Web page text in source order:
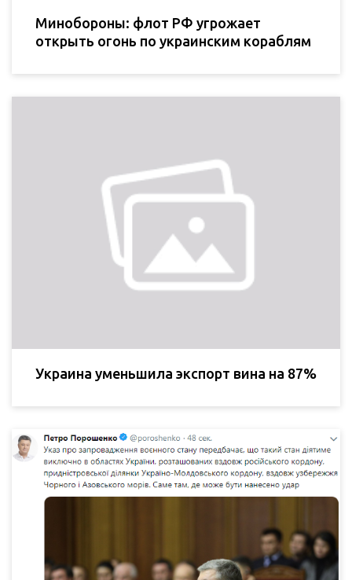
Минобороны: флот РФ угрожает
открыть огонь по украинским кораблям
Украина уменьшила экспорт вина на 87%